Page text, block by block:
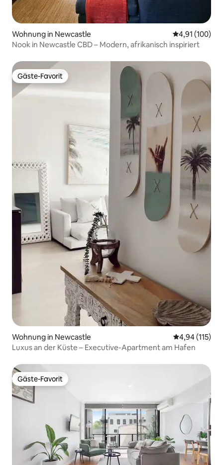
Wohnung in Newcastle
4,91 (100)
Nook in Newcastle CBD – Modern, afrikanisch inspiriert
Gäste-Favorit
Gäste-Favorit
Wohnung in Newcastle
4,94 (115)
Luxus an der Küste – Executive-Apartment am Hafen
Gäste-Favorit
Gäste-Favorit